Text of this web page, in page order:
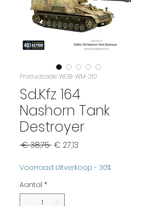
Productcode: WGB-WM-210
Sd.Kfz 164
Nashorn Tank
Destroyer
€ 38,75 Normale
€ 27,13
Voorraad Uitverkoop - 30%
Aantal *